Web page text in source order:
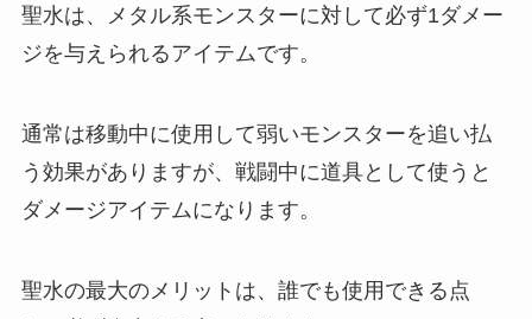
聖水は、メタル系モンスターに対して必ず1ダメー
ジを与えられるアイテムです。
通常は移動中に使用して弱いモンスターを追い払
う効果がありますが、戦闘中に道具として使うと
ダメージアイテムになります。
聖水の最大のメリットは、誰でも使用できる点